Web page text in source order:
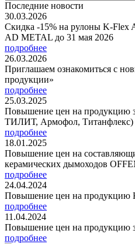
Последние новости
30.03.2026
Скидка -15% на рулоны K-
AD METAL до 31 мая 2026
подробнее
26.03.2026
Приглашаем ознакомиться с
продукции»
подробнее
25.03.2025
Повышение цен на продукцию
ТИЛИТ, Армофол, Титанфлекс)
подробнее
18.01.2025
Повышение цен на
керамических дымоходов
подробнее
24.04.2024
Повышение цен на продукцию
подробнее
11.04.2024
Повышение цен на продукцию
подробнее